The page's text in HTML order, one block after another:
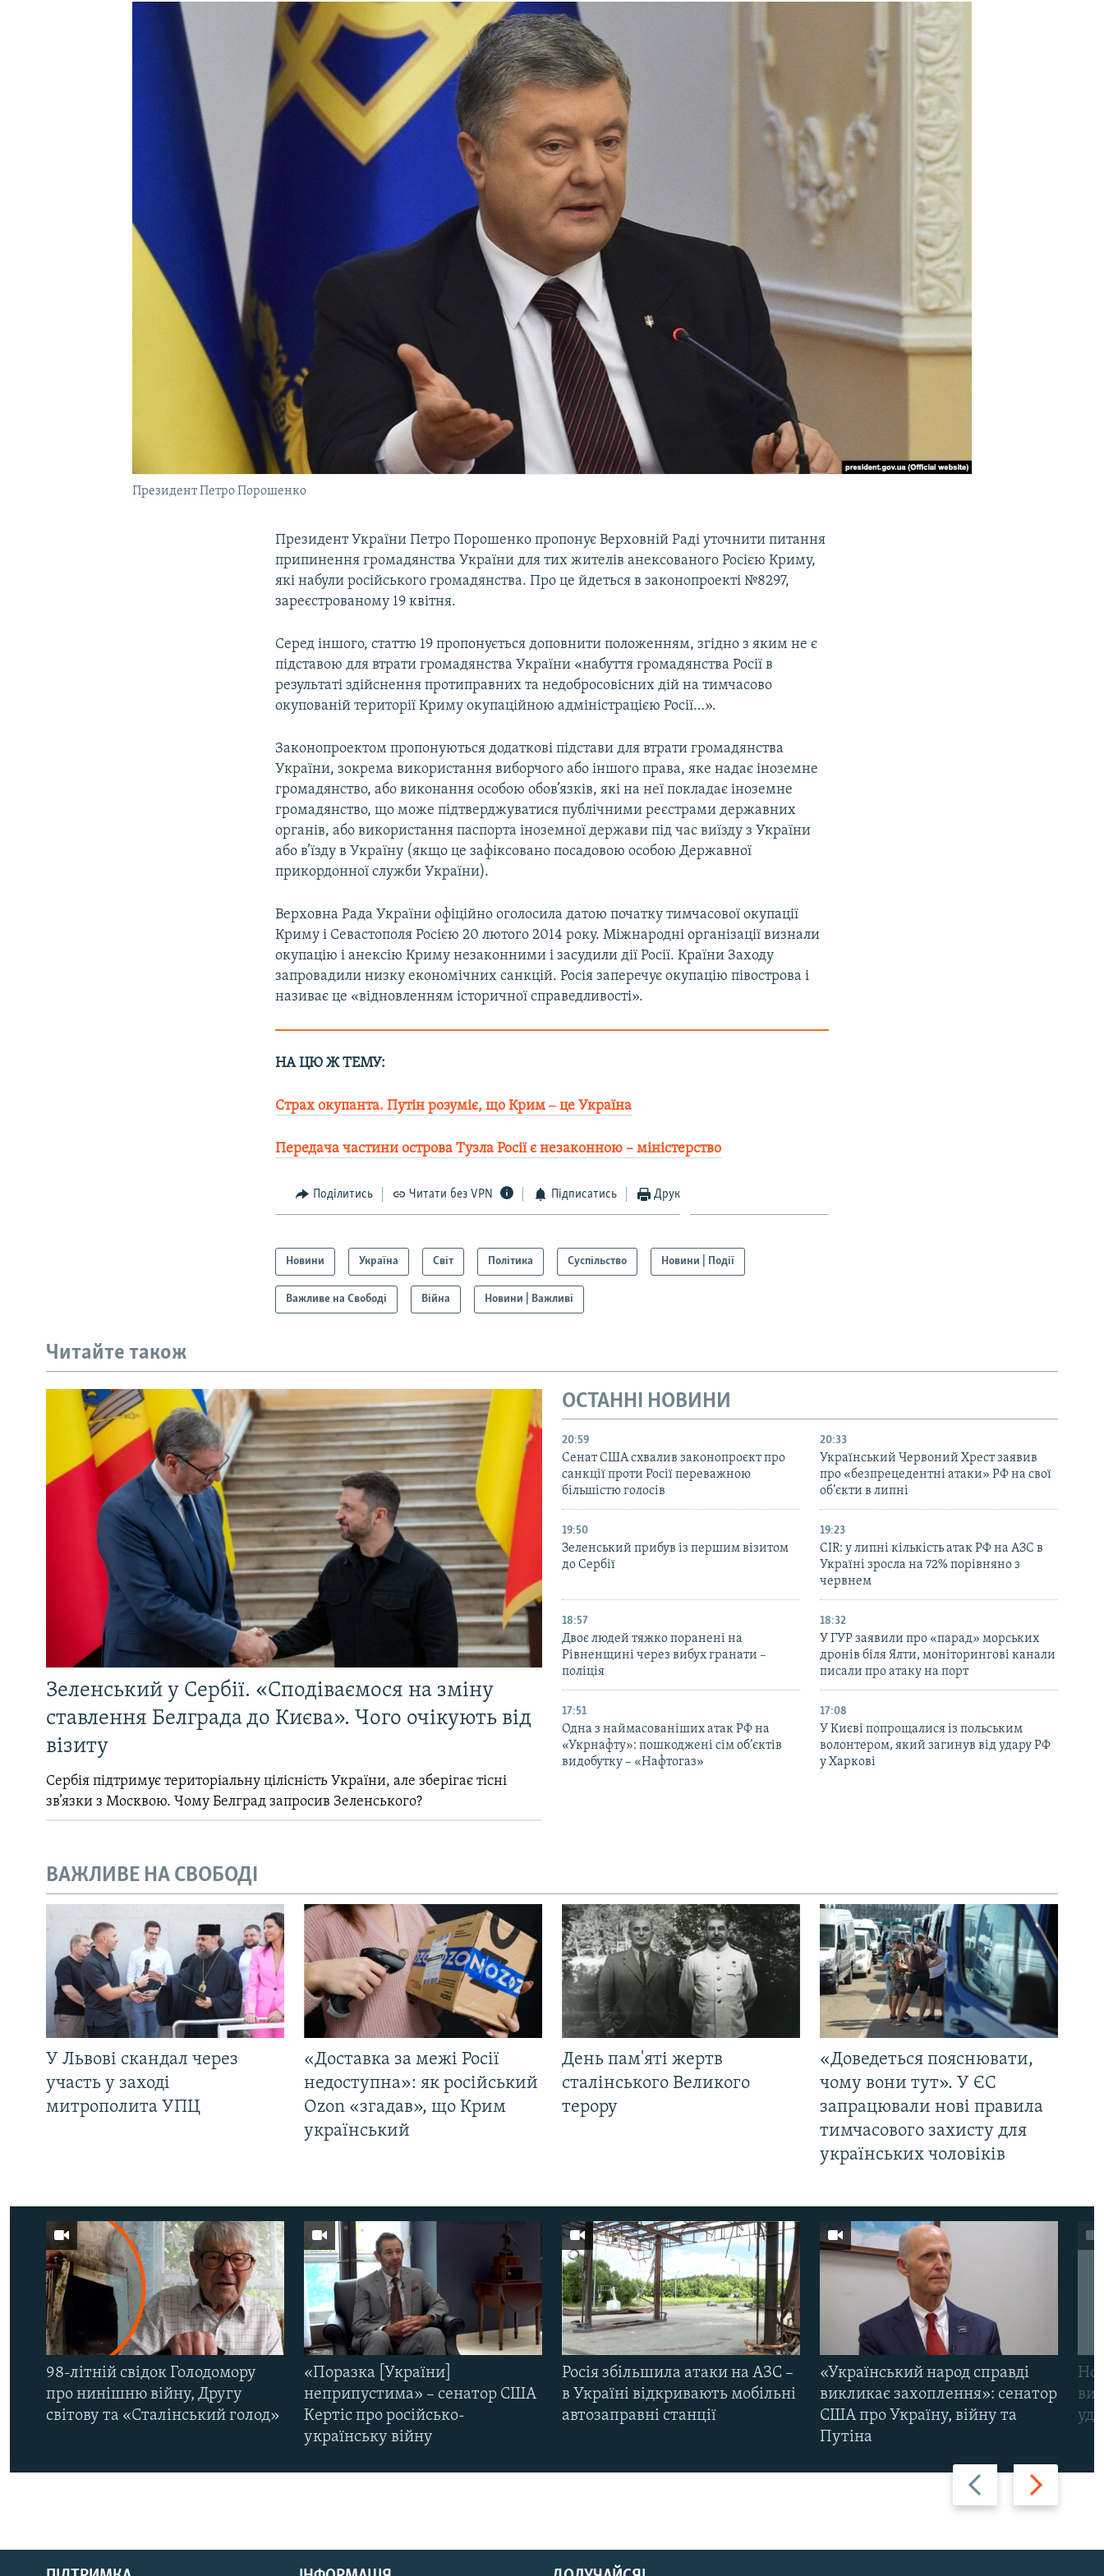
РУС
Президент Петро Порошенко
Президент України Петро Порошенко пропонує Верховній Раді уточнити питання
припинення громадянства України для тих жителів анексованого Росією Криму,
які набули російського громадянства. Про це йдеться в законопроекті №8297,
зареєстрованому 19 квітня.
Серед іншого, статтю 19 пропонується доповнити положенням, згідно з яким не є
підставою для втрати громадянства України «набуття громадянства Росії в
результаті здійснення протиправних та недобросовісних дій на тимчасово
окупованій території Криму окупаційною адміністрацією Росії…».
Законопроектом пропонуються додаткові підстави для втрати громадянства
України, зокрема використання виборчого або іншого права, яке надає іноземне
громадянство, або виконання особою обов’язків, які на неї покладає іноземне
громадянство, що може підтверджуватися публічними реєстрами державних
органів, або використання паспорта іноземної держави під час виїзду з України
або в’їзду в Україну (якщо це зафіксовано посадовою особою Державної
прикордонної служби України).
Верховна Рада України офіційно оголосила датою початку тимчасової окупації
Криму і Севастополя Росією 20 лютого 2014 року. Міжнародні організації визнали
окупацію і анексію Криму незаконними і засудили дії Росії. Країни Заходу
запровадили низку економічних санкцій. Росія заперечує окупацію півострова і
називає це «відновленням історичної справедливості».
НА ЦЮ Ж ТЕМУ:
Страх окупанта. Путін розуміє, що Крим ‒ це Україна
Передача частини острова Тузла Росії є незаконною – міністерство​
Поділитись Читати без VPN Підписатись Друк
Новини Україна Світ Політика Суспільство Новини | Події
Важливе на Свободі Війна Новини | Важливі
Читайте також
Зеленський у Сербії. «Сподіваємося на зміну
ставлення Белграда до Києва». Чого очікують від
візиту
Сербія підтримує територіальну цілісність України, але зберігає тісні
зв’язки з Москвою. Чому Белград запросив Зеленського?
ОСТАННІ НОВИНИ
20:59
Cенат США схвалив законопроєкт про
санкції проти Росії переважною
більшістю голосів
20:33
Український Червоний Хрест заявив
про «безпрецедентні атаки» РФ на свої
об’єкти в липні
19:50
Зеленський прибув із першим візитом
до Сербії
19:23
CIR: у липні кількість атак РФ на АЗС в
Україні зросла на 72% порівняно з
червнем
18:57
Двоє людей тяжко поранені на
Рівненщині через вибух гранати –
поліція
18:32
У ГУР заявили про «парад» морських
дронів біля Ялти, моніторингові канали
писали про атаку на порт
17:51
Одна з наймасованіших атак РФ на
«Укрнафту»: пошкоджені сім об’єктів
видобутку – «Нафтогаз»
17:08
У Києві попрощалися із польським
волонтером, який загинув від удару РФ
у Харкові
ВАЖЛИВЕ НА СВОБОДІ
У Львові скандал через
участь у заході
митрополита УПЦ
«Доставка за межі Росії
недоступна»: як російський
Ozon «згадав», що Крим
український
День пам'яті жертв
сталінського Великого
терору
«Доведеться пояснювати,
чому вони тут». У ЄС
запрацювали нові правила
тимчасового захисту для
українських чоловіків
Назад Вперед
98-літній свідок Голодомору
про нинішню війну, Другу
світову та «Сталінський голод»
«Поразка [України]
неприпустима» – сенатор США
Кертіс про російсько-
українську війну
Росія збільшила атаки на АЗС –
в Україні відкривають мобільні
автозаправні станції
«Український народ справді
викликає захоплення»: сенатор
США про Україну, війну та
Путіна